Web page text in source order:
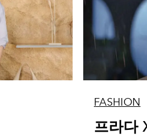
FASHION
프라다